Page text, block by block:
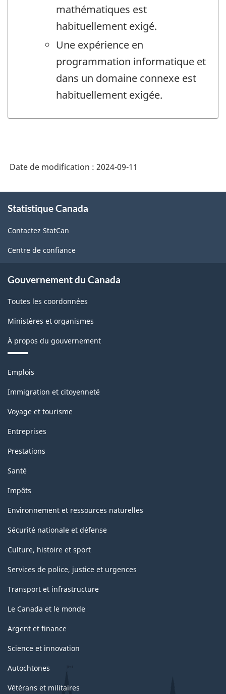
mathématiques est
habituellement exigé.
Une expérience en
programmation informatique et
dans un domaine connexe est
habituellement exigée.
Date de modification : 2024-09-11
propos
ce
site
Statistique Canada
Contactez StatCan
Centre de confiance
Gouvernement du Canada
Toutes les coordonnées
Ministères et organismes
À propos du gouvernement
Thèmes
sujets
Emplois
Immigration et citoyenneté
Voyage et tourisme
Entreprises
Prestations
Santé
Impôts
Environnement et ressources naturelles
Sécurité nationale et défense
Culture, histoire et sport
Services de police, justice et urgences
Transport et infrastructure
Le Canada et le monde
Argent et finance
Science et innovation
Autochtones
Vétérans et militaires